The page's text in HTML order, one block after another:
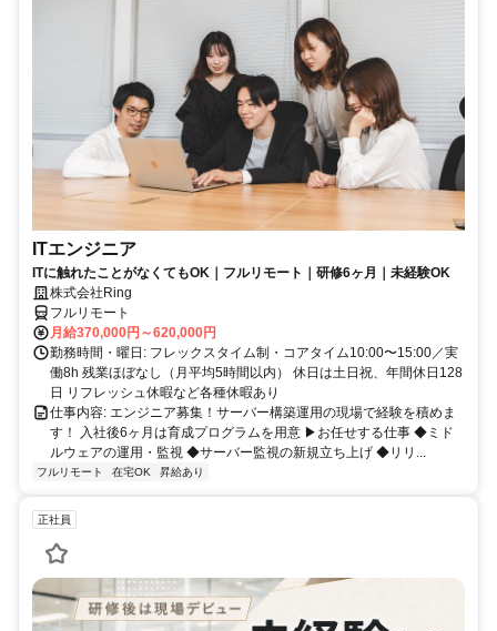
ITエンジニア
ITに触れたことがなくてもOK｜フルリモート｜研修6ヶ月｜未経験OK
株式会社Ring
フルリモート
月給370,000円～620,000円
勤務時間・曜日: フレックスタイム制・コアタイム10:00〜15:00／実
働8h 残業ほぼなし（月平均5時間以内） 休日は土日祝、年間休日128
日 リフレッシュ休暇など各種休暇あり
仕事内容: エンジニア募集！サーバー構築運用の現場で経験を積めま
す！ 入社後6ヶ月は育成プログラムを用意 ▶お任せする仕事 ◆ミド
ルウェアの運用・監視 ◆サーバー監視の新規立ち上げ ◆リリ...
フルリモート 在宅OK 昇給あり
正社員